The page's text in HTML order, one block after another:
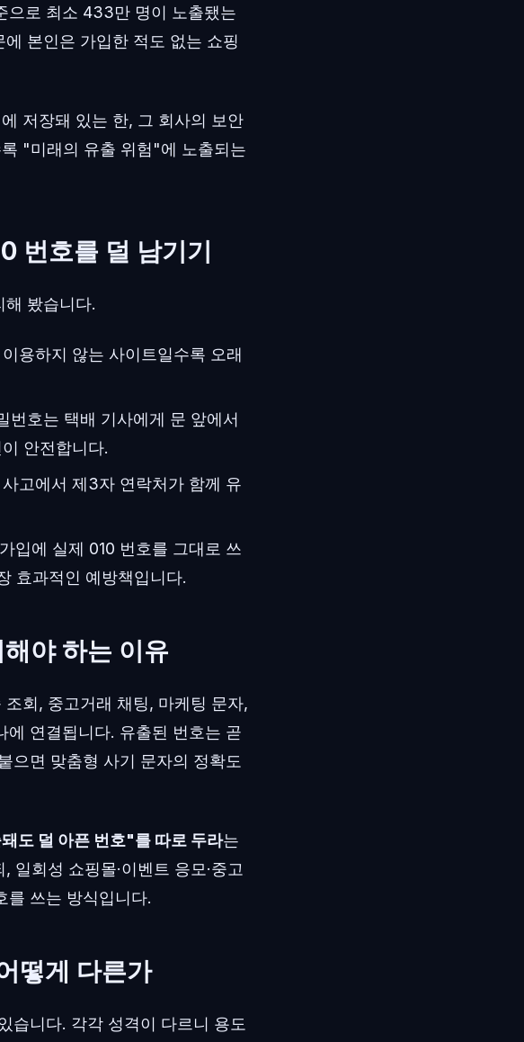
으로 최소 433만 명이 노출됐는
본인은 가입한 적도 없는 쇼핑
저장돼 있는 한, 그 회사의 보안
"미래의 유출 위험"에 노출되는
번호를 덜 남기기
봤습니다.
용하지 않는 사이트일수록 오래
번호는 택배 기사에게 문 앞에서
안전합니다.
고에서 제3자 연락처가 함께 유
입에 실제 010 번호를 그대로 쓰
효과적인 예방책입니다.
야 하는 이유
회, 중고거래 채팅, 마케팅 문자,
에 연결됩니다. 유출된 번호는 곧
으면 맞춤형 사기 문자의 정확도
도 덜 아픈 번호"를 따로 두라는
일회성 쇼핑몰·이벤트 응모·중고
를 쓰는 방식입니다.
떻게 다른가
습니다. 각각 성격이 다르니 용도